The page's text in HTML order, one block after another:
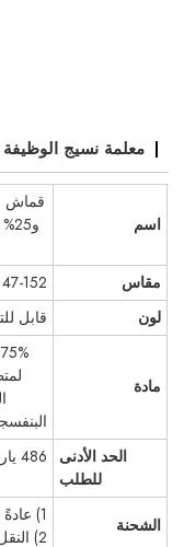
معلمة نسيج الوظيفة
اسم
مقاس
147-152
لون
قابل
مادة
الحد الأدنى
للطلب
486 ياردة
الشحنة
1) عادةً ما يكون النقل الجوي أو النقل البحري
2) النقل الجوي السريع: DHL، Fedex، UPS، TNT، إلخ.